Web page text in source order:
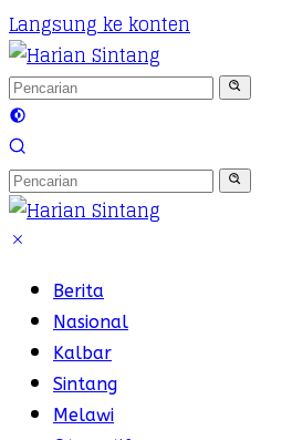
Langsung ke konten
Berita
Nasional
Kalbar
Sintang
Melawi